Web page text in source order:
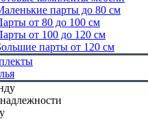
парты до 80 см
от 80 до 100 см
от 100 до 120 см
парты от 120 см